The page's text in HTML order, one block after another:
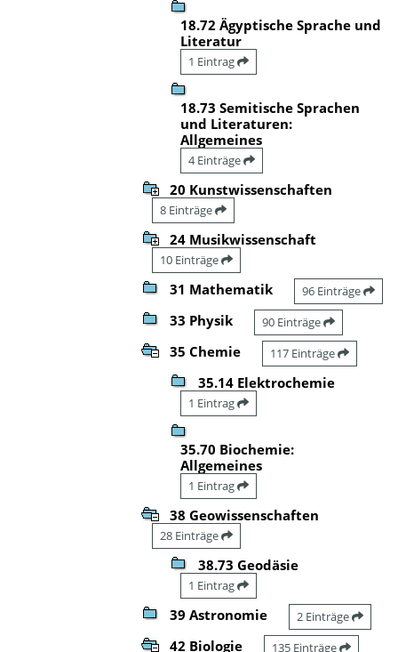
18.72 Ägyptische Sprache und
Literatur
1 Eintrag
18.73 Semitische Sprachen
und Literaturen:
Allgemeines
4 Einträge
20 Kunstwissenschaften
8 Einträge
24 Musikwissenschaft
10 Einträge
31 Mathematik 96 Einträge
33 Physik 90 Einträge
35 Chemie 117 Einträge
35.14 Elektrochemie
1 Eintrag
35.70 Biochemie:
Allgemeines
1 Eintrag
38 Geowissenschaften
28 Einträge
38.73 Geodäsie
1 Eintrag
39 Astronomie 2 Einträge
42 Biologie 135 Einträge